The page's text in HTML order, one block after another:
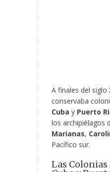
A finales del siglo
conservaba
Cuba y Puerto
los archipiélagos
Marianas,
Pacífico sur.
Las